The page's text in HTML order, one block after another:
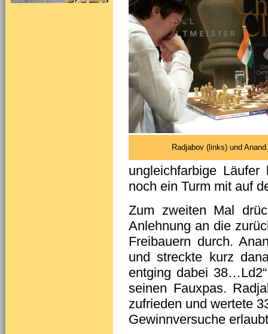
Radjabov (links) und
ungleichfarbige Läufer
noch ein Turm mit auf
Zum zweiten Mal
Anlehnung an die
Freibauern durch.
und streckte kurz
entging dabei
seinen Fauxpas.
zufrieden und wertete
Gewinnversuche